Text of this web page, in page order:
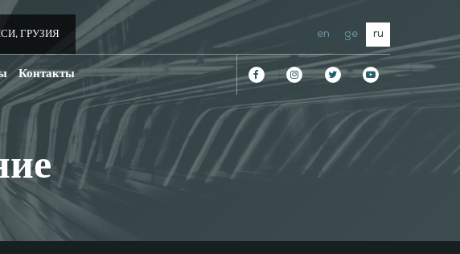
ГРУЗИЯ en ge ru
Контакты